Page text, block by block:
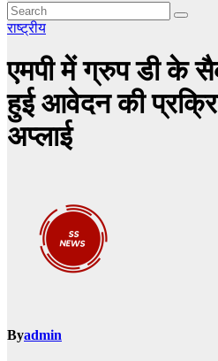
राष्ट्रीय
एमपी में ग्रुप डी के
हुई आवेदन की
अप्लाई
Byadmin